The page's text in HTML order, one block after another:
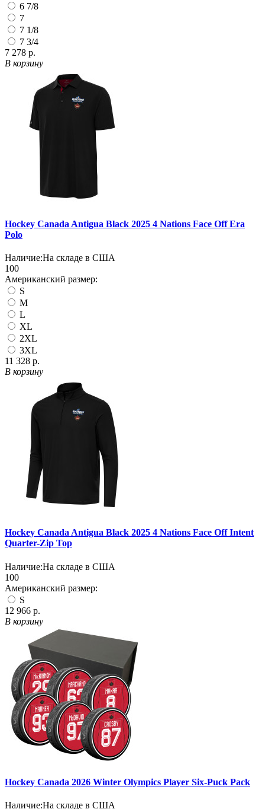
6 7/8
7
7 1/8
7 3/4
7 278 р.
В корзину
Hockey Canada Antigua Black 2025 4 Nations Face Off Era
Polo
Наличие:На складе в США
100
Американский размер:
S
M
L
XL
2XL
3XL
11 328 р.
В корзину
Hockey Canada Antigua Black 2025 4 Nations Face Off Intent
Quarter-Zip Top
Наличие:На складе в США
100
Американский размер:
S
12 966 р.
В корзину
Hockey Canada 2026 Winter Olympics Player Six-Puck Pack
Наличие:На складе в США